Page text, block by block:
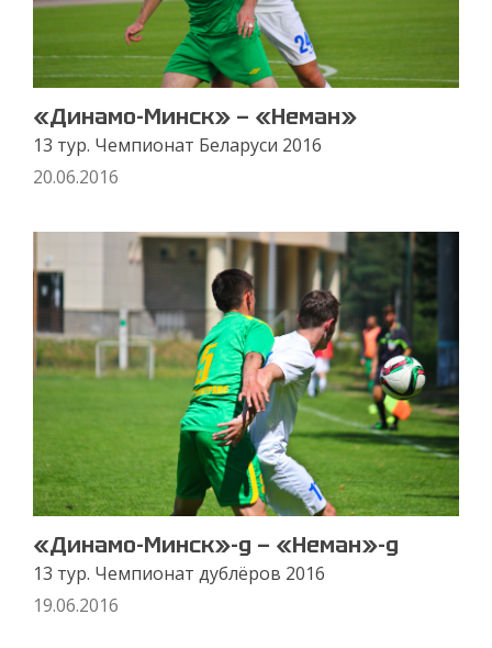
«Динамо-Минск» — «Неман»
13 тур. Чемпионат Беларуси 2016
20.06.2016
«Динамо-Минск»-д — «Неман»-д
13 тур. Чемпионат дублёров 2016
19.06.2016